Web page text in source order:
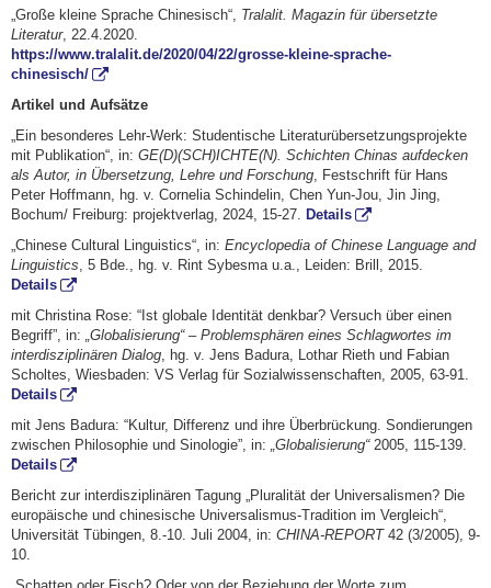
„Große kleine Sprache Chinesisch“, Tralalit. Magazin für übersetzte
Literatur, 22.4.2020.
https://www.tralalit.de/2020/04/22/grosse-kleine-sprache-
chinesisch/
Artikel und Aufsätze
„Ein besonderes Lehr-Werk: Studentische Literaturübersetzungsprojekte
mit Publikation“, in: GE(D)(SCH)ICHTE(N). Schichten Chinas aufdecken
als Autor, in Übersetzung, Lehre und Forschung, Festschrift für Hans
Peter Hoffmann, hg. v. Cornelia Schindelin, Chen Yun-Jou, Jin Jing,
Bochum/ Freiburg: projektverlag, 2024, 15-27. Details
„Chinese Cultural Linguistics“, in: Encyclopedia of Chinese Language and
Linguistics, 5 Bde., hg. v. Rint Sybesma u.a., Leiden: Brill, 2015.
Details
mit Christina Rose: “Ist globale Identität denkbar? Versuch über einen
Begriff”, in: „Globali­sierung“ – Problemsphären eines Schlagwortes im
interdisziplinären Dialog, hg. v. Jens Ba­dura, Lothar Rieth und Fabian
Scholtes, Wiesbaden: VS Verlag für Sozialwissenschaften, 2005, 63-91.
Details
mit Jens Badura: “Kultur, Differenz und ihre Überbrückung. Sondierungen
zwischen Philosophie und Sinologie”, in: „Globalisierung“2005, 115-139.
Details
Bericht zur interdisziplinären Tagung „Pluralität der Universalismen? Die
europäische und chinesische Universalismus-Tradition im Vergleich“,
Universität Tübingen, 8.-10. Juli 2004, in: CHINA-REPORT42 (3/2005), 9-
10.